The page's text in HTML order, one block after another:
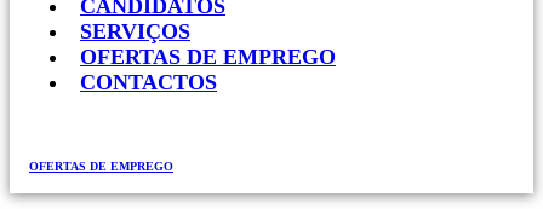
CANDIDATOS
SERVIÇOS
OFERTAS DE EMPREGO
CONTACTOS
OFERTAS DE EMPREGO